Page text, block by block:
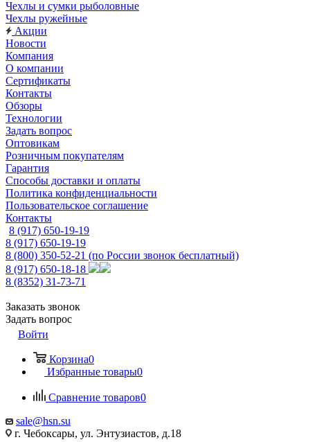
Чехлы и сумки рыболовные
Чехлы ружейные
Акции
Новости
Компания
О компании
Сертификаты
Контакты
Обзоры
Технологии
Задать вопрос
Оптовикам
Розничным покупателям
Гарантия
Способы доставки и оплаты
Политика конфиденциальности
Пользовательское соглашение
Контакты
8 (917) 650-19-19
8 (917) 650-19-19
8 (800) 350-52-21 (по России звонок бесплатный)
8 (917) 650-18-18
8 (8352) 31-73-71
Заказать звонок
Задать вопрос
Войти
Корзина0
Избранные товары0
Сравнение товаров0
sale@hsn.su
г. Чебоксары, ул. Энтузиастов, д.18